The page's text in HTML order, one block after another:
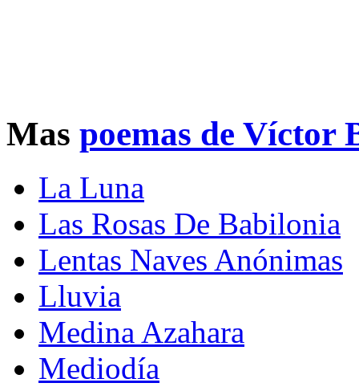
Mas poemas de Víctor
La Luna
Las Rosas De Babilonia
Lentas Naves Anónimas
Lluvia
Medina Azahara
Mediodía